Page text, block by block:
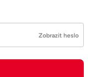
Zobrazit heslo